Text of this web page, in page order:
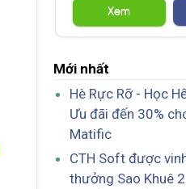
Xem
Mới nhất
Hè Rực Rỡ - Học
Ưu đãi đến 30%
Matific
CTH Soft được
thưởng Sao Khuê